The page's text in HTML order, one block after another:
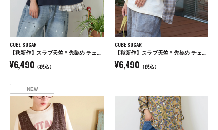
CUBE SUGAR
【秋新作】スラブ天竺 × 先染め チェック 裾フリル リメイク風 プルオーバー Tシャツ
¥6,490 （税込）
CUBE SUGAR
【秋新作】スラブ天竺 × 先染め チェック ポケ付 リメイク風 プルオーバー Tシャツ
¥6,490 （税込）
NEW